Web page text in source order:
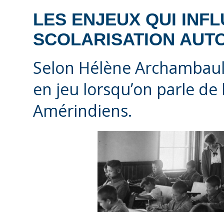
LES ENJEUX QUI
SCOLARISATION
Selon Hélène
en jeu lorsqu’on parle
Amérindiens.